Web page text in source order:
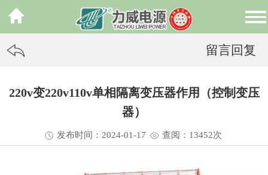
留言回复
220v变220v110v单相隔离变压器作用（控制变压
器）
发布时间：2024-01-17 查阅：13452次